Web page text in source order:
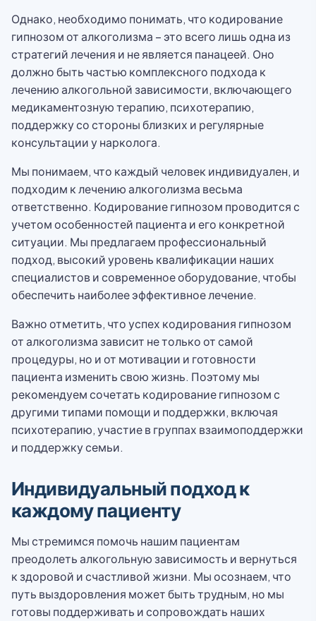
Однако, необходимо понимать, что кодирование
гипнозом от алкоголизма – это всего лишь одна из
стратегий лечения и не является панацеей. Оно
должно быть частью комплексного подхода к
лечению алкогольной зависимости, включающего
медикаментозную терапию, психотерапию,
поддержку со стороны близких и регулярные
консультации у нарколога.
Мы понимаем, что каждый человек индивидуален, и
подходим к лечению алкоголизма весьма
ответственно. Кодирование гипнозом проводится с
учетом особенностей пациента и его конкретной
ситуации. Мы предлагаем профессиональный
подход, высокий уровень квалификации наших
специалистов и современное оборудование, чтобы
обеспечить наиболее эффективное лечение.
Важно отметить, что успех кодирования гипнозом
от алкоголизма зависит не только от самой
процедуры, но и от мотивации и готовности
пациента изменить свою жизнь. Поэтому мы
рекомендуем сочетать кодирование гипнозом с
другими типами помощи и поддержки, включая
психотерапию, участие в группах взаимоподдержки
и поддержку семьи.
Индивидуальный подход к
каждому пациенту
Мы стремимся помочь нашим пациентам
преодолеть алкогольную зависимость и вернуться
к здоровой и счастливой жизни. Мы осознаем, что
путь выздоровления может быть трудным, но мы
готовы поддерживать и сопровождать наших